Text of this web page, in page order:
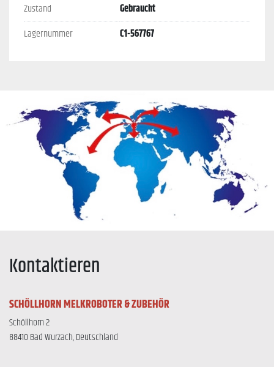
Zustand
Gebraucht
Lagernummer
C1-567767
Kontaktieren
SCHÖLLHORN MELKROBOTER & ZUBEHÖR
Schöllhorn 2
88410 Bad Wurzach, Deutschland